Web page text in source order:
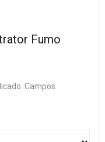
Fumo
Campos